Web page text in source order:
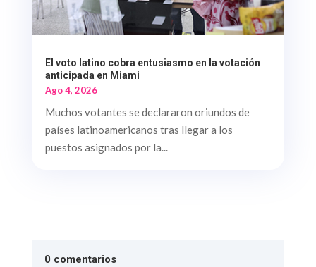
El voto latino cobra entusiasmo en la votación
anticipada en Miami
Ago 4, 2026
Muchos votantes se declararon oriundos de
países latinoamericanos tras llegar a los
puestos asignados por la...
0 comentarios